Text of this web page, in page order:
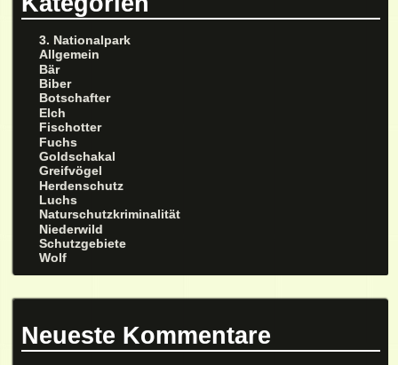
3. Nationalpark
Allgemein
Bär
Biber
Botschafter
Elch
Fischotter
Fuchs
Goldschakal
Greifvögel
Herdenschutz
Luchs
Naturschutzkriminalität
Niederwild
Schutzgebiete
Wolf
Neueste Kommentare